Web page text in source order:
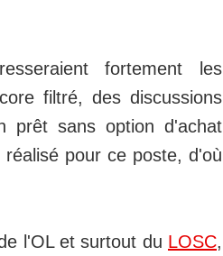
fortement les
filtré, des discussions
prêt sans option d'achat
pour ce poste, d'où
l'OL et surtout du LOSC,